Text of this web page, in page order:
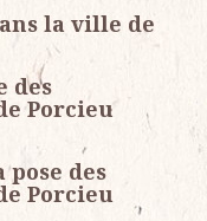
la ville de
des
Porcieu
des
Porcieu